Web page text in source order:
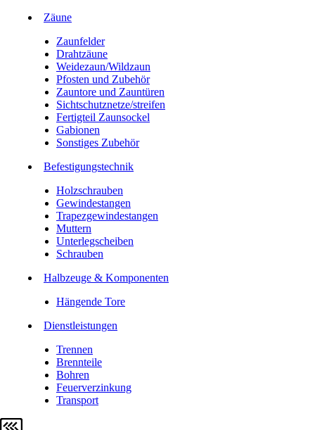
Zäune
Zaunfelder
Drahtzäune
Weidezaun/Wildzaun
Pfosten und Zubehör
Zauntore und Zauntüren
Sichtschutznetze/streifen
Fertigteil Zaunsockel
Gabionen
Sonstiges Zubehör
Befesti­gungstechnik
Holzschrauben
Gewindestangen
Trapezgewindestangen
Muttern
Unterlegscheiben
Schrauben
Halbzeuge & Komponenten
Hängende Tore
Dienstleistungen
Trennen
Brennteile
Bohren
Feuerverzinkung
Transport